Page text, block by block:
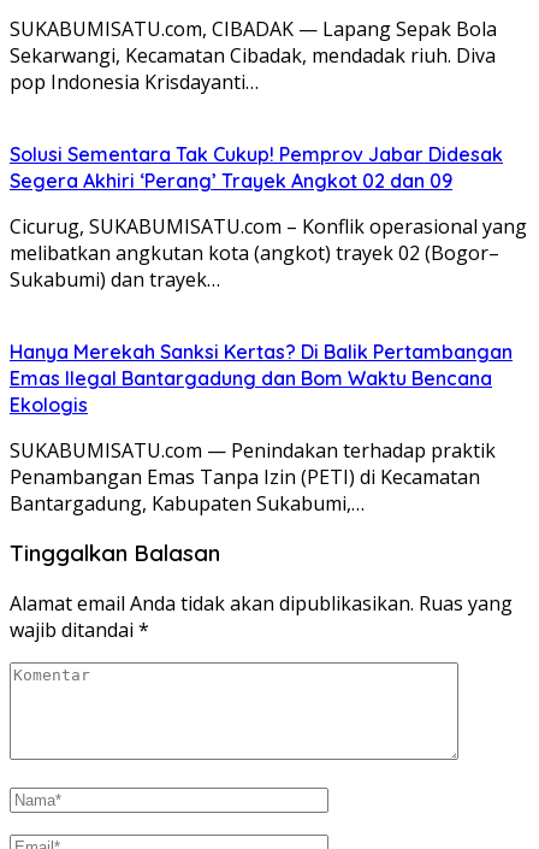
SUKABUMISATU.com, CIBADAK — Lapang Sepak Bola
Sekarwangi, Kecamatan Cibadak, mendadak riuh. Diva
pop Indonesia Krisdayanti…
Solusi Sementara Tak Cukup! Pemprov Jabar Didesak
Segera Akhiri ‘Perang’ Trayek Angkot 02 dan 09
​Cicurug, SUKABUMISATU.com – Konflik operasional yang
melibatkan angkutan kota (angkot) trayek 02 (Bogor–
Sukabumi) dan trayek…
Hanya Merekah Sanksi Kertas? Di Balik Pertambangan
Emas Ilegal Bantargadung dan Bom Waktu Bencana
Ekologis
SUKABUMISATU.com — Penindakan terhadap praktik
Penambangan Emas Tanpa Izin (PETI) di Kecamatan
Bantargadung, Kabupaten Sukabumi,…
Tinggalkan Balasan
Alamat email Anda tidak akan dipublikasikan. Ruas yang
wajib ditandai *